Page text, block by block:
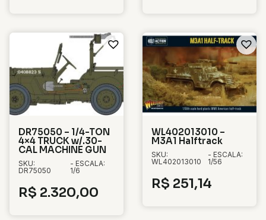
DR75050 – 1/4-TON
4×4 TRUCK w/.30-
CAL MACHINE GUN
SKU:
DR75050
- ESCALA:
1/6
R$ 2.320,00
WL402013010 –
M3A1 Halftrack
SKU:
WL402013010
- ESCALA:
1/56
R$ 251,14